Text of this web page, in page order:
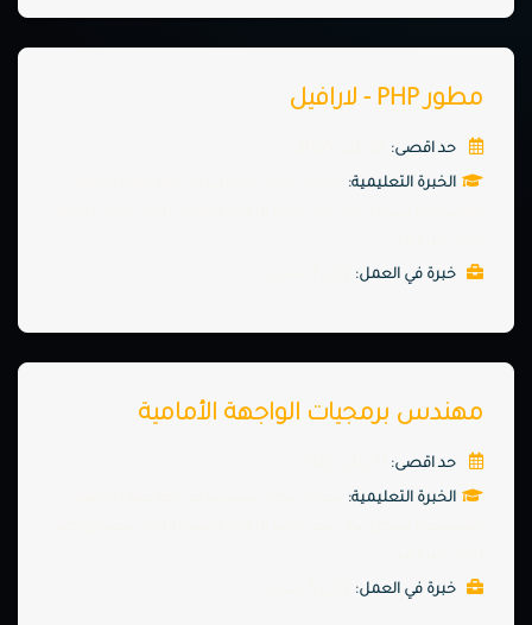
مطور PHP - لارافيل
حد اقصى:
الخبرة التعليمية:
خبرة في العمل:
مهندس برمجيات الواجهة الأمامية
حد اقصى:
الخبرة التعليمية:
خبرة في العمل: